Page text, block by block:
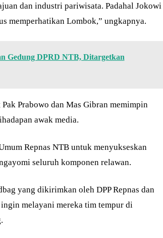
dan industri pariwisata. Padahal Jokowi
memperhatikan Lombok,” ungkapnya.
Gedung DPRD NTB, Ditargetkan
Prabowo dan Mas Gibran memimpin
awak media.
Repnas NTB untuk menyukseskan
seluruh komponen relawan.
yang dikirimkan oleh DPP Repnas dan
melayani mereka tim tempur di